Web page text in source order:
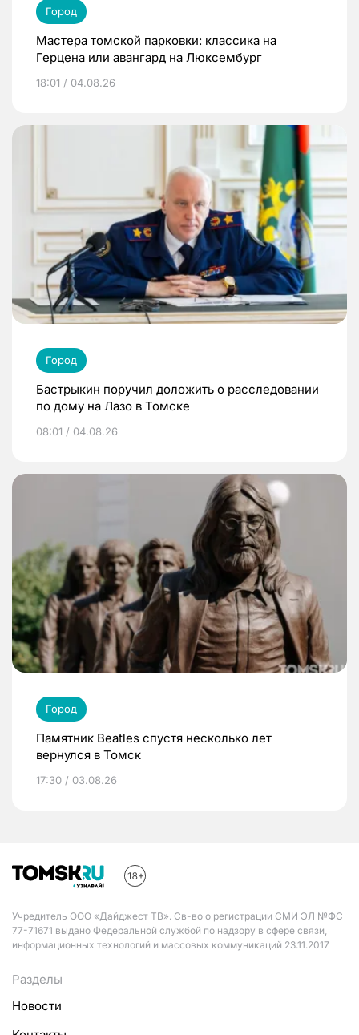
Город
Мастера томской парковки: классика на
Герцена или авангард на Люксембург
18:01 / 04.08.26
Город
Бастрыкин поручил доложить о расследовании
по дому на Лазо в Томске
08:01 / 04.08.26
Город
Памятник Beatles спустя несколько лет
вернулся в Томск
17:30 / 03.08.26
Учредитель ООО «Дайджест ТВ». Св-во о регистрации СМИ ЭЛ №ФС
77-71671 выдано Федеральной службой по надзору в сфере связи,
информационных технологий и массовых коммуникаций 23.11.2017
Разделы
Новости